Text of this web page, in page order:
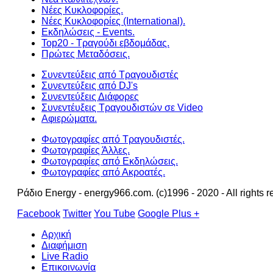
Νέες Κυκλοφορίες.
Νέες Κυκλοφορίες (International).
Εκδηλώσεις - Events.
Top20 - Τραγούδι εβδομάδας.
Πρώτες Μεταδόσεις.
Συνεντεύξεις από Τραγουδιστές
Συνεντεύξεις από DJ's
Συνεντεύξεις Διάφορες
Συνεντέυξεις Τραγουδιστών σε Video
Αφιερώματα.
Φωτογραφίες από Τραγουδιστές.
Φωτογραφίες Άλλες.
Φωτογραφίες από Εκδηλώσεις.
Φωτογραφίες από Ακροατές.
Ράδιο Energy - energy966.com. (c)1996 - 2020 - All rights
Facebook Twitter You Tube Google Plus +
Αρχική
Διαφήμιση
Live Radio
Επικοινωνία